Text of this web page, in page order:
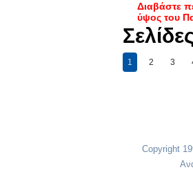
Διαβάστε
ύψος του
1 2 3
Copyright